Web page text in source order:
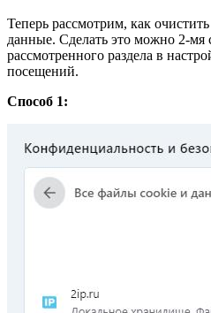
Теперь рассмотрим, как
данные. Сделать это можно 2-мя
рассмотренного раздела в
посещений.
Способ 1: